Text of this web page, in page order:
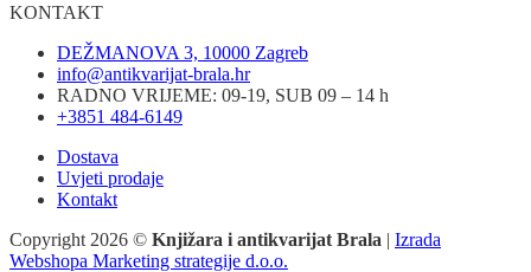
KONTAKT
DEŽMANOVA 3, 10000 Zagreb
info@antikvarijat-brala.hr
RADNO VRIJEME: 09-19, SUB 09 – 14 h
+3851 484-6149
Dostava
Uvjeti prodaje
Kontakt
Copyright 2026 © Knjižara i antikvarijat Brala | Izrada
Webshopa Marketing strategije d.o.o.